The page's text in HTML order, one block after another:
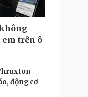
bé
hồn
em trên ô
động cơ